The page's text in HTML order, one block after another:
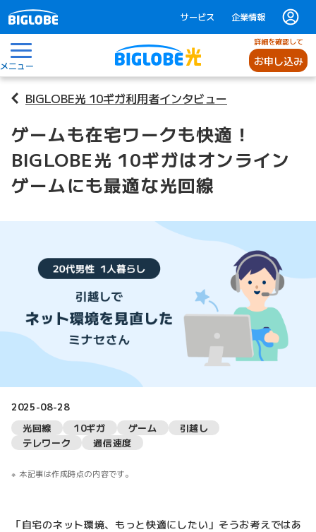
サービス 企業情報
メニュー
詳細を確認して
お申し込み
BIGLOBE光 10ギガ利用者インタビュー
ゲームも在宅ワークも快適！
BIGLOBE光 10ギガはオンライン
ゲームにも最適な光回線
2025-08-28
光回線
10ギガ ゲーム
引越し
テレワーク
通信速度
本記事は作成時点の内容です。
「自宅のネット環境、もっと快適にしたい」そうお考えではあ